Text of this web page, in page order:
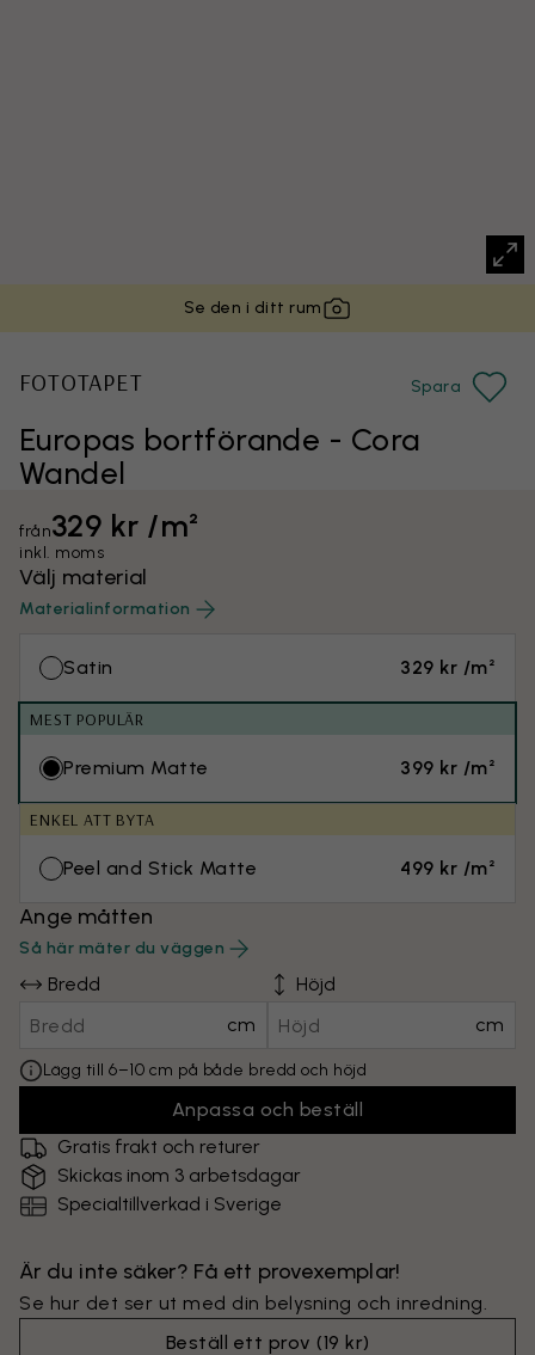
Se den i ditt rum
Europas bortförande - Cora
Wandel
FOTOTAPET Spara
från329 kr /m²
inkl. moms
Välj material
Materialinformation
Satin 329 kr /m²
MEST POPULÄR
Premium Matte 399 kr /m²
ENKEL ATT BYTA
Peel and Stick Matte 499 kr /m²
Ange måtten
Så här mäter du väggen
Bredd
cm
Höjd
cm
Lägg till 6–10 cm på både bredd och höjd
Anpassa och beställ
Gratis frakt och returer
Skickas inom 3 arbetsdagar
Specialtillverkad i Sverige
Är du inte säker? Få ett provexemplar!
Se hur det ser ut med din belysning och inredning.
Beställ ett prov (19 kr)